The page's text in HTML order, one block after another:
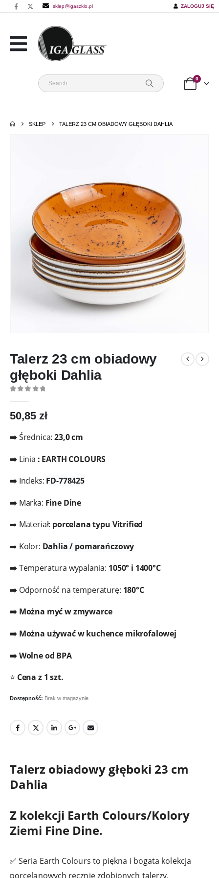
sklep@igaszklo.pl ZALOGUJ SIĘ
0
SKLEP TALERZ 23 CM OBIADOWY GŁĘBOKI DAHLIA
Talerz 23 cm obiadowy
głęboki Dahlia
50,85 zł
➡️Średnica:23,0 cm
➡️ Linia : EARTH COLOURS
➡️ Indeks: FD-778425
➡️ Marka: Fine Dine
➡️ Materiał: porcelana typu Vitrified
➡️ Kolor: Dahlia / pomarańczowy
➡️Temperatura wypalania: 1050° i 1400°C
➡️ Odporność na temperaturę: 180°C
➡️ Można myć w zmywarce
➡️ Można używać w kuchence mikrofalowej
➡️ Wolne od BPA
⭐ Cena z 1 szt.
Dostępność: Brak w magazynie
Talerz obiadowy głęboki 23 cm
Dahlia
Z kolekcji Earth Colours/Kolory
Ziemi Fine Dine.
✅ Seria Earth Colours to piękna i bogata kolekcja
porcelanowych ręcznie zdobionych talerzy,